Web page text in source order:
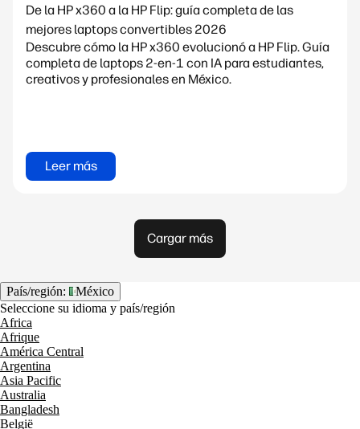
De la HP x360 a la HP Flip: guía completa de las
mejores laptops convertibles 2026
Descubre cómo la HP x360 evolucionó a HP Flip. Guía
completa de laptops 2-en-1 con IA para estudiantes,
creativos y profesionales en México.
Leer más
Cargar más
País/región:
México
Seleccione su idioma y país/región
Africa
Afrique
América Central
Argentina
Asia Pacific
Australia
Bangladesh
België